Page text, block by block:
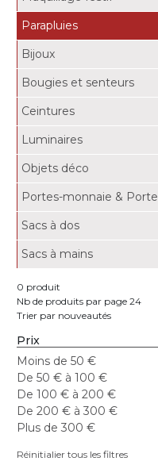
Parapluies
Bijoux
Bougies et senteurs
Ceintures
Luminaires
Objets déco
Portes-monnaie &
Sacs à dos
Sacs à mains
0 produit
Nb de produits par page 24
Trier par nouveautés
Prix
Moins de 50 €
De 50 € à 100 €
De 100 € à 200 €
De 200 € à 300 €
Plus de 300 €
Réinitialier tous les filtres